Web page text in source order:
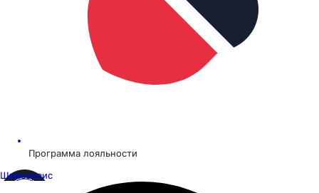
Программа лояльности
Шинсервис